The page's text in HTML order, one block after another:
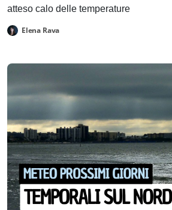
atteso calo delle temperature
Elena Rava